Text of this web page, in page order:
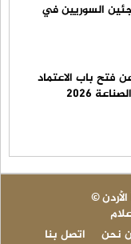
السوريين في
فتح باب الاعتماد
2026
اتصل بنا
نحن